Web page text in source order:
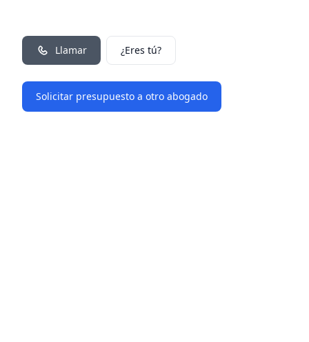
Llamar ¿Eres tú?
Solicitar presupuesto a otro abogado